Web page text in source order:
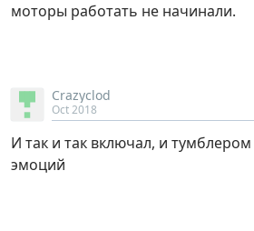
моторы работать не начинали.
Crazyclod
Oct 2018
И так и так включал, и
эмоций